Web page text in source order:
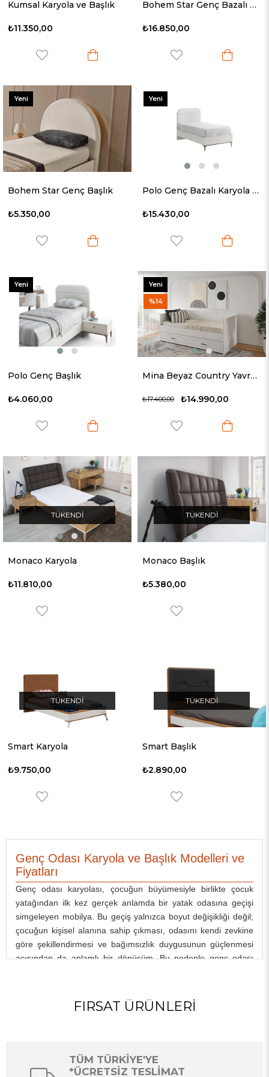
Kumsal Karyola ve Başlık
₺11.350,00
Bohem Star Genç Bazalı Karyola ve Başlık
₺16.850,00
Bohem Star Genç Başlık
₺5.350,00
Yeni
Polo Genç Bazalı Karyola ve Başlık
₺15.430,00
Yeni
Polo Genç Başlık
₺4.060,00
Yeni
Ürün
Mina Beyaz Country Yavrulu Karyola
₺14.990,00
₺17.400,00
Yeni
Ürün
%14
TÜKENDI
Monaco Karyola
₺11.810,00
TÜKENDI
Monaco Başlık
₺5.380,00
TÜKENDI
Smart Karyola
₺9.750,00
TÜKENDI
Smart Başlık
₺2.890,00
Genç Odası Karyola ve Başlık Modelleri ve
Fiyatları
Genç odası karyolası, çocuğun büyümesiyle birlikte çocuk
yatağından ilk kez gerçek anlamda bir yatak odasına geçişi
simgeleyen mobilya. Bu geçiş yalnızca boyut değişikliği değil;
çocuğun kişisel alanına sahip çıkması, odasını kendi zevkine
göre şekillendirmesi ve bağımsızlık duygusunun güçlenmesi
açısından da anlamlı bir dönüşüm. Bu nedenle genç odası
Ende Mobilya genç odası karyola ve başucu koleksiyonunda
farklı tasarım çizgilerine, renk seçeneklerine ve boyutlara göre
aydınlatma desteği sunan tamamlayıcı parçalardan oluşuyor.
FIRSAT ÜRÜNLERI
TÜM TÜRKİYE'YE
*ÜCRETSİZ TESLİMAT